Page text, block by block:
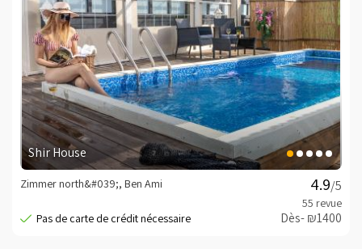
Shir House
/5
Zimmer north&#039;, Ben Ami
Dès- ₪1400